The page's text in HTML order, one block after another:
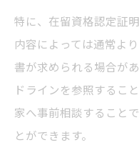
特に、在留資格認定証
内容によっては通常よ
書が求められる場合が
ドラインを参照するこ
家へ事前相談すること
とができます。